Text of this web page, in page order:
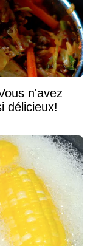
n'avez
délicieux!